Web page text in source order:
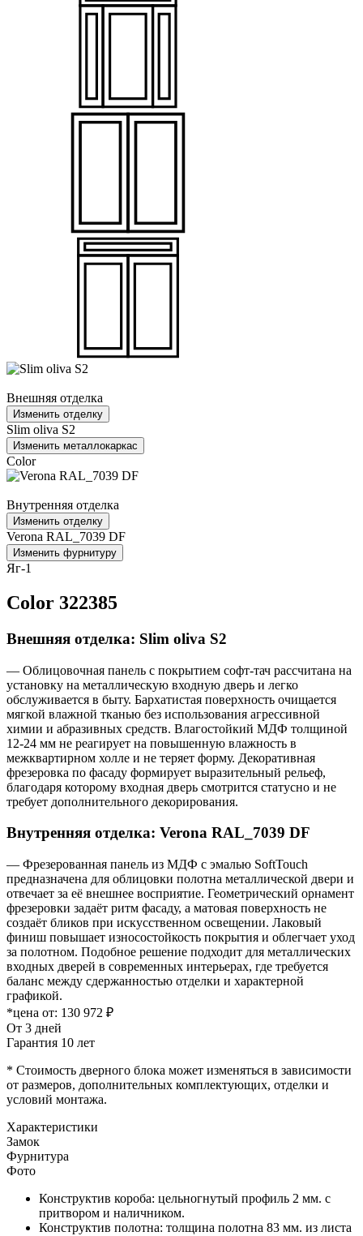
Внешняя отделка
Изменить отделку
Slim oliva S2
Изменить металлокаркас
Color
Внутренняя отделка
Изменить отделку
Verona RAL_7039 DF
Изменить фурнитуру
Яг-1
Color 322385
Внешняя отделка: Slim oliva S2
— Облицовочная панель с покрытием софт-тач рассчитана на
установку на металлическую входную дверь и легко
обслуживается в быту. Бархатистая поверхность очищается
мягкой влажной тканью без использования агрессивной
химии и абразивных средств. Влагостойкий МДФ толщиной
12-24 мм не реагирует на повышенную влажность в
межквартирном холле и не теряет форму. Декоративная
фрезеровка по фасаду формирует выразительный рельеф,
благодаря которому входная дверь смотрится статусно и не
требует дополнительного декорирования.
Внутренняя отделка: Verona RAL_7039 DF
— Фрезерованная панель из МДФ с эмалью SoftTouch
предназначена для облицовки полотна металлической двери и
отвечает за её внешнее восприятие. Геометрический орнамент
фрезеровки задаёт ритм фасаду, а матовая поверхность не
создаёт бликов при искусственном освещении. Лаковый
финиш повышает износостойкость покрытия и облегчает уход
за полотном. Подобное решение подходит для металлических
входных дверей в современных интерьерах, где требуется
баланс между сдержанностью отделки и характерной
графикой.
*цена от: 130 972 ₽
От 3 дней
Гарантия 10 лет
* Стоимость дверного блока может изменяться в зависимости
от размеров, дополнительных комплектующих, отделки и
условий монтажа.
Характеристики
Замок
Фурнитура
Фото
Конструктив короба: цельногнутый профиль 2 мм. с
притвором и наличником.
Конструктив полотна: толщина полотна 83 мм. из листа